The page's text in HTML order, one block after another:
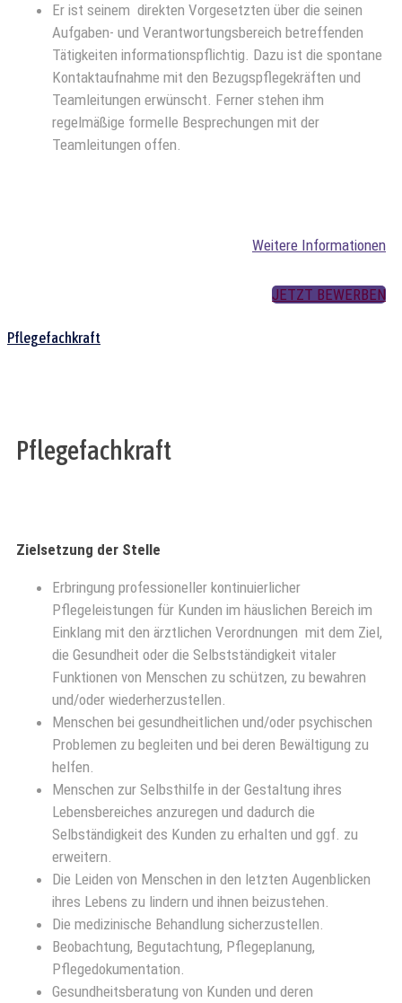
Er ist seinem direkten Vorgesetzten über die seinen
Aufgaben- und Verantwortungsbereich betreffenden
Tätigkeiten informationspflichtig. Dazu ist die spontane
Kontaktaufnahme mit den Bezugspflegekräften und
Teamleitungen erwünscht. Ferner stehen ihm
regelmäßige formelle Besprechungen mit der
Teamleitungen offen.
Weitere Informationen
JETZT BEWERBEN
Pflegefachkraft
Pflegefachkraft
Zielsetzung der Stelle
Erbringung professioneller kontinuierlicher
Pflegeleistungen für Kunden im häuslichen Bereich im
Einklang mit den ärztlichen Verordnungen mit dem Ziel,
die Gesundheit oder die Selbstständigkeit vitaler
Funktionen von Menschen zu schützen, zu bewahren
und/oder wiederherzustellen.
Menschen bei gesundheitlichen und/oder psychischen
Problemen zu begleiten und bei deren Bewältigung zu
helfen.
Menschen zur Selbsthilfe in der Gestaltung ihres
Lebensbereiches anzuregen und dadurch die
Selbständigkeit des Kunden zu erhalten und ggf. zu
erweitern.
Die Leiden von Menschen in den letzten Augenblicken
ihres Lebens zu lindern und ihnen beizustehen.
Die medizinische Behandlung sicherzustellen.
Beobachtung, Begutachtung, Pflegeplanung,
Pflegedokumentation.
Gesundheitsberatung von Kunden und deren